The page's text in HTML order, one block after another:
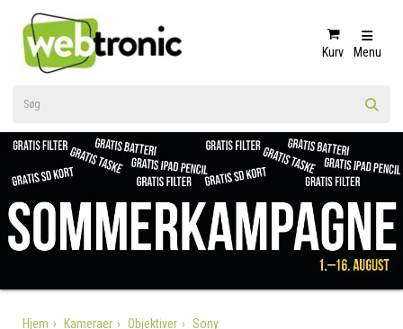
Kurv Menu
Hjem Kameraer Objektiver Sony